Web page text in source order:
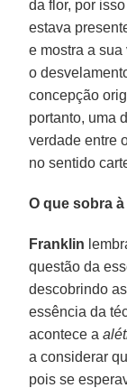
da flor, por
estava
e mostra a
o
concepção
portanto, uma
verdade entre
no sentido
O que sobra
Franklin
questão da
descobrindo
essência da
acontece a
a considerar
pois se